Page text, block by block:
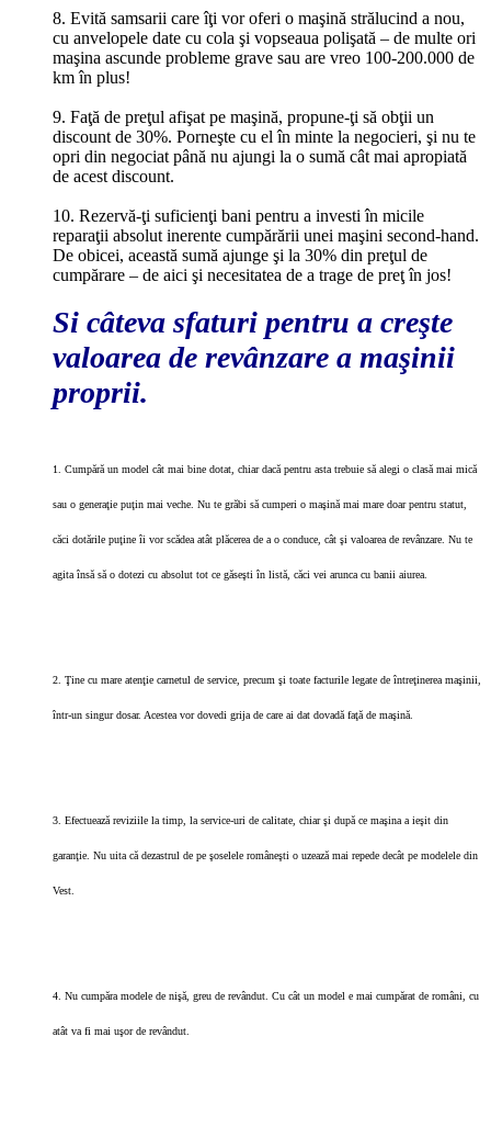
8. Evită samsarii care îţi vor oferi o maşină strălucind a nou,
cu anvelopele date cu cola şi vopseaua polişată – de multe ori
maşina ascunde probleme grave sau are vreo 100-200.000 de
km în plus!
9. Faţă de preţul afişat pe maşină, propune-ţi să obţii un
discount de 30%. Porneşte cu el în minte la negocieri, şi nu te
opri din negociat până nu ajungi la o sumă cât mai apropiată
de acest discount.
10. Rezervă-ţi suficienţi bani pentru a investi în micile
reparaţii absolut inerente cumpărării unei maşini second-hand.
De obicei, această sumă ajunge şi la 30% din preţul de
cumpărare – de aici şi necesitatea de a trage de preţ în jos!
Si câteva sfaturi pentru a creşte
valoarea de revânzare a maşinii
proprii.
1. Cumpără un model cât mai bine dotat, chiar dacă pentru asta trebuie să alegi o clasă mai mică
sau o generaţie puţin mai veche. Nu te grăbi să cumperi o maşină mai mare doar pentru statut,
căci dotările puţine îi vor scădea atât plăcerea de a o conduce, cât şi valoarea de revânzare. Nu te
agita însă să o dotezi cu absolut tot ce găseşti în listă, căci vei arunca cu banii aiurea.
2. Ţine cu mare atenţie carnetul de service, precum şi toate facturile legate de întreţinerea maşinii,
într-un singur dosar. Acestea vor dovedi grija de care ai dat dovadă faţă de maşină.
3. Efectuează reviziile la timp, la service-uri de calitate, chiar şi după ce maşina a ieşit din
garanţie. Nu uita că dezastrul de pe şoselele româneşti o uzează mai repede decât pe modelele din
Vest.
4. Nu cumpăra modele de nişă, greu de revândut. Cu cât un model e mai cumpărat de români, cu
atât va fi mai uşor de revândut.